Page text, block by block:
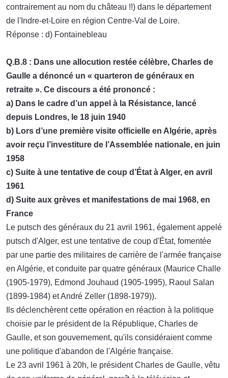
contrairement au nom du château !!) dans le département
de l'Indre-et-Loire en région Centre-Val de Loire.
Réponse : d) Fontainebleau
Q.B.8 : Dans une allocution restée célèbre, Charles de
Gaulle a dénoncé un « quarteron de généraux en
retraite ». Ce discours a été prononcé :
a) Dans le cadre d’un appel à la Résistance, lancé
depuis Londres, le 18 juin 1940
b) Lors d’une première visite officielle en Algérie, après
avoir reçu l’investiture de l’Assemblée nationale, en juin
1958
c) Suite à une tentative de coup d’État à Alger, en avril
1961
d) Suite aux grèves et manifestations de mai 1968, en
France
Le putsch des généraux du 21 avril 1961, également appelé
putsch d'Alger, est une tentative de coup d'État, fomentée
par une partie des militaires de carrière de l'armée française
en Algérie, et conduite par quatre généraux (Maurice Challe
(1905-1979), Edmond Jouhaud (1905-1995), Raoul Salan
(1899-1984) et André Zeller (1898-1979)).
Ils déclenchèrent cette opération en réaction à la politique
choisie par le président de la République, Charles de
Gaulle, et son gouvernement, qu'ils considéraient comme
une politique d'abandon de l'Algérie française.
Le 23 avril 1961 à 20h, le président Charles de Gaulle, vêtu